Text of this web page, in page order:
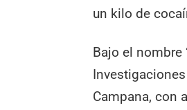
un kilo de
Bajo el nombre
Campana, con